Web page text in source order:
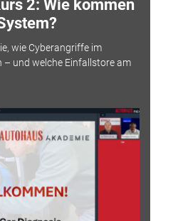
2: Wie kommen
wie Cyberangriffe im
und welche Einfallstore am